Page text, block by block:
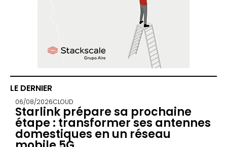
LE DERNIER
06/08/2026CLOUD
Starlink prépare sa prochaine
étape : transformer ses antennes
domestiques en un réseau